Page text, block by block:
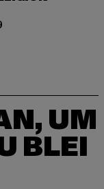
Preis: EUR 59,99
UM
BLEI